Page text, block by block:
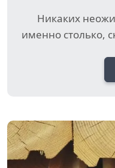
Никаких
именно столько,